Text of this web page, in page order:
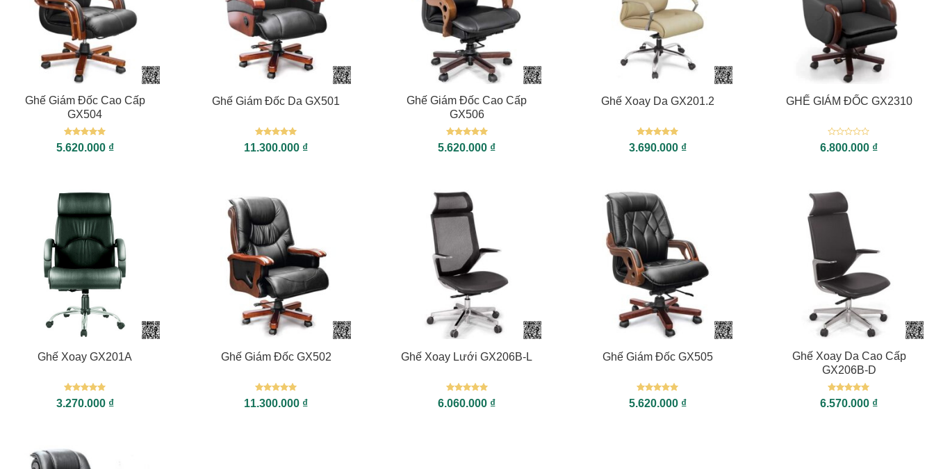
Ghế Giám Đốc Cao Cấp
GX504
Được xếp
hạng55
5.620.000 ₫
Ghế Giám Đốc Da GX501
Được xếp
hạng55
11.300.000 ₫
Ghế Giám Đốc Cao Cấp
GX506
Được xếp
hạng55
5.620.000 ₫
Ghế Xoay Da GX201.2
Được xếp
hạng55
3.690.000 ₫
GHẾ GIÁM ĐỐC GX2310
Được
xếp
6.800.000 ₫
Ghế Xoay GX201A
Được xếp
hạng55
3.270.000 ₫
Ghế Giám Đốc GX502
Được xếp
hạng55
11.300.000 ₫
Ghế Xoay Lưới GX206B-L
Được xếp
hạng55
6.060.000 ₫
Ghế Giám Đốc GX505
Được xếp
hạng55
5.620.000 ₫
Ghế Xoay Da Cao Cấp
GX206B-D
Được xếp
hạng55
6.570.000 ₫